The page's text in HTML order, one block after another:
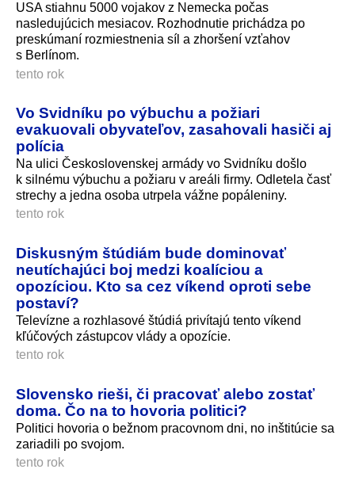
USA stiahnu 5000 vojakov z Nemecka počas
nasledujúcich mesiacov. Rozhodnutie prichádza po
preskúmaní rozmiestnenia síl a zhoršení vzťahov
s Berlínom.
tento rok
Vo Svidníku po výbuchu a požiari
evakuovali obyvateľov, zasahovali hasiči aj
polícia
Na ulici Československej armády vo Svidníku došlo
k silnému výbuchu a požiaru v areáli firmy. Odletela časť
strechy a jedna osoba utrpela vážne popáleniny.
tento rok
Diskusným štúdiám bude dominovať
neutíchajúci boj medzi koalíciou a
opozíciou. Kto sa cez víkend oproti sebe
postaví?
Televízne a rozhlasové štúdiá privítajú tento víkend
kľúčových zástupcov vlády a opozície.
tento rok
Slovensko rieši, či pracovať alebo zostať
doma. Čo na to hovoria politici?
Politici hovoria o bežnom pracovnom dni, no inštitúcie sa
zariadili po svojom.
tento rok